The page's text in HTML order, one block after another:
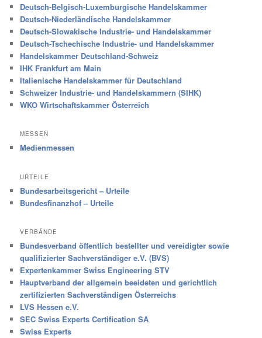
Deutsch-Belgisch-Luxemburgische Handelskammer
Deutsch-Niederländische Handelskammer
Deutsch-Slowakische Industrie- und Handelskammer
Deutsch-Tschechische Industrie- und Handelskammer
Handelskammer Deutschland-Schweiz
IHK Frankfurt am Main
Italienische Handelskammer für Deutschland
Schweizer Industrie- und Handelskammern (SIHK)
WKO Wirtschaftskammer Österreich
MESSEN
Medienmessen
URTEILE
Bundesarbeitsgericht – Urteile
Bundesfinanzhof – Urteile
VERBÄNDE
Bundesverband öffentlich bestellter und vereidigter sowie
qualifizierter Sachverständiger e.V. (BVS)
Expertenkammer Swiss Engineering STV
Hauptverband der allgemein beeideten und gerichtlich
zertifizierten Sachverständigen Österreichs
LVS Hessen e.V.
SEC Swiss Experts Certification SA
Swiss Experts